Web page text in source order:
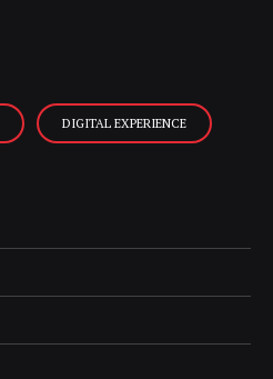
DIGITAL EXPERIENCE